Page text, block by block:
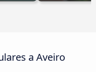
a Aveiro